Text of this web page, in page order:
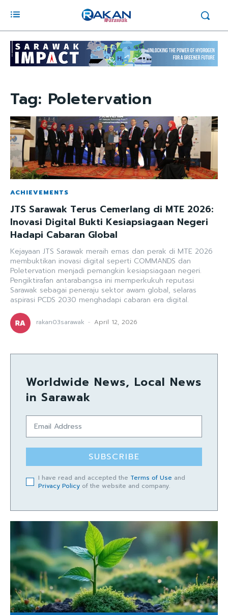
Tag: Poletervation
ACHIEVEMENTS
JTS Sarawak Terus Cemerlang di MTE 2026:
Inovasi Digital Bukti Kesiapsiagaan Negeri
Hadapi Cabaran Global
Kejayaan JTS Sarawak meraih emas dan perak di MTE 2026
membuktikan inovasi digital seperti COMMANDS dan
Poletervation menjadi pemangkin kesiapsiagaan negeri.
Pengiktirafan antarabangsa ini memperkukuh reputasi
Sarawak sebagai peneraju sektor awam global, selaras
aspirasi PCDS 2030 menghadapi cabaran era digital.
rakan03sarawak - April 12, 2026
Worldwide News, Local News
in Sarawak
SUBSCRIBE
I have read and accepted the Terms of Use and
Privacy Policy of the website and company.